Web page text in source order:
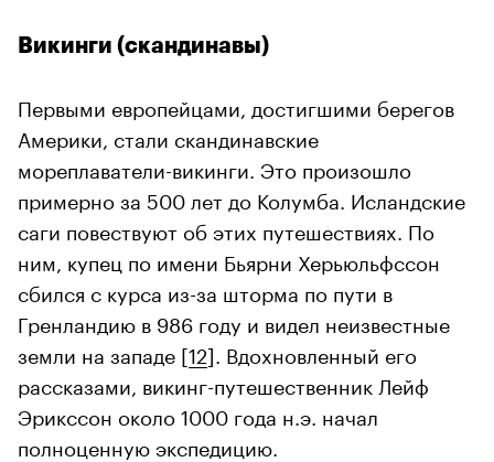
Викинги (скандинавы)
Первыми европейцами, достигшими берегов
Америки, стали скандинавские
мореплаватели-викинги. Это произошло
примерно за 500 лет до Колумба. Исландские
саги повествуют об этих путешествиях. По
ним, купец по имени Бьярни Херьюльфссон
сбился с курса из-за шторма по пути в
Гренландию в 986 году и видел неизвестные
земли на западе [12]. Вдохновленный его
рассказами, викинг-путешественник Лейф
Эрикссон около 1000 года н.э. начал
полноценную экспедицию.